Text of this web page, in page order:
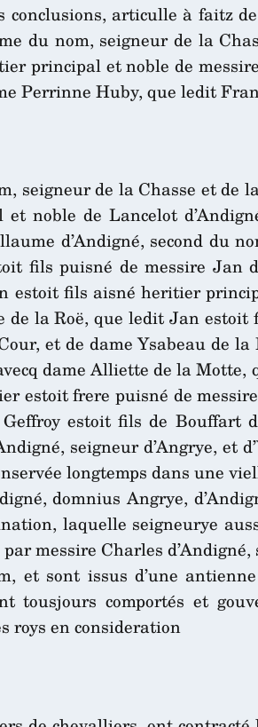
articulle à faitz
du nom, seigneur de la
principal et noble de
Perrinne Huby, que ledit
seigneur de la Chasse et de
noble de Lancelot
d’Andigné, second du
fils puisné de messire Jan
fils aisné heritier
de la Roë, que ledit Jan
et de dame Ysabeau de
dame Alliette de la
estoit frere puisné de
estoit fils de Bouffart
seigneur d’Angrye, et
longtemps dans une
domnius Angrye,
laquelle seigneurye
par messire Charles
et sont issus d’une
tousjours comportés et
roys en consideration